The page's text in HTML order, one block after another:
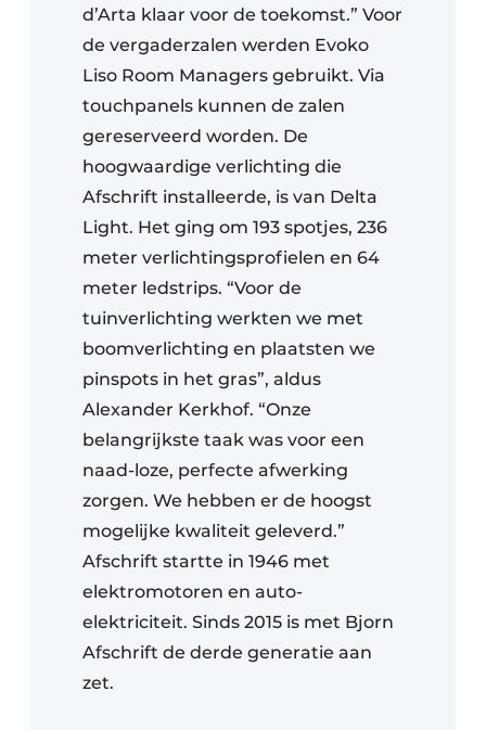
d’Arta klaar voor de toekomst.” Voor
de vergaderzalen werden Evoko
Liso Room Managers gebruikt. Via
touchpanels kunnen de zalen
gereserveerd worden. De
hoogwaardige verlichting die
Afschrift installeerde, is van Delta
Light. Het ging om 193 spotjes, 236
meter verlichtingsprofielen en 64
meter ledstrips. “Voor de
tuinverlichting werkten we met
boomverlichting en plaatsten we
pinspots in het gras”, aldus
Alexander Kerkhof. “Onze
belangrijkste taak was voor een
naad-loze, perfecte afwerking
zorgen. We hebben er de hoogst
mogelijke kwaliteit geleverd.”
Afschrift startte in 1946 met
elektromotoren en auto-
elektriciteit. Sinds 2015 is met Bjorn
Afschrift de derde generatie aan
zet.